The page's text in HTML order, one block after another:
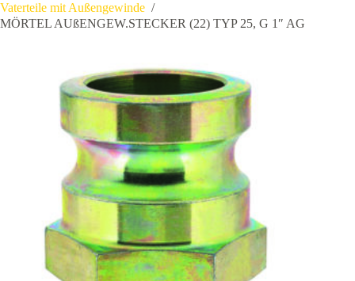
Vaterteile mit Außengewinde /
MÖRTEL AUßENGEW.STECKER (22) TYP 25, G 1″ AG